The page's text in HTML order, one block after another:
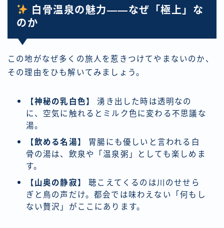
白骨温泉の魅力——なぜ「極上」な
のか
この地がなぜ多くの旅人を惹きつけてやまないのか、
その理由をひも解いてみましょう。
【神秘の乳白色】
湧き出した時は透明なの
に、空気に触れるとミルク色に変わる不思議な
湯。
【飲める名湯】
胃腸にも優しいと言われる白
骨の湯は、飲泉や「温泉粥」としても楽しめま
す。
【山奥の静寂】
聴こえてくるのは川のせせら
ぎと鳥の声だけ。都会では味わえない「何もし
ない贅沢」がここにあります。